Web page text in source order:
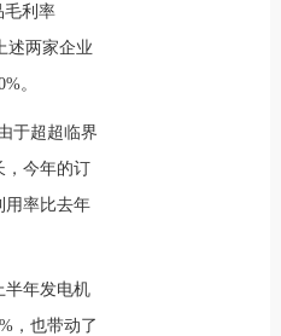
毛利率
述两家企业
。
于超超临界
，今年的订
用率比去年
半年发电机
，也带动了